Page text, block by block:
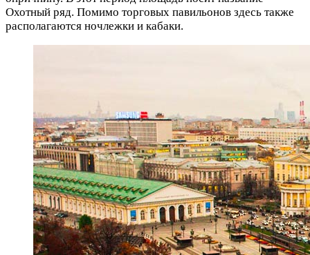
Охотный ряд. Помимо торговых павильонов здесь также
располагаются ночлежки и кабаки.